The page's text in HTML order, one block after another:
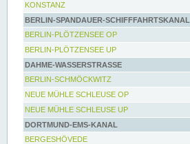
KONSTANZ
BERLIN-SPANDAUER-SCHIFFFAHRTSKANAL
BERLIN-PLÖTZENSEE OP
BERLIN-PLÖTZENSEE UP
DAHME-WASSERSTRASSE
BERLIN-SCHMÖCKWITZ
NEUE MÜHLE SCHLEUSE OP
NEUE MÜHLE SCHLEUSE UP
DORTMUND-EMS-KANAL
BERGESHÖVEDE